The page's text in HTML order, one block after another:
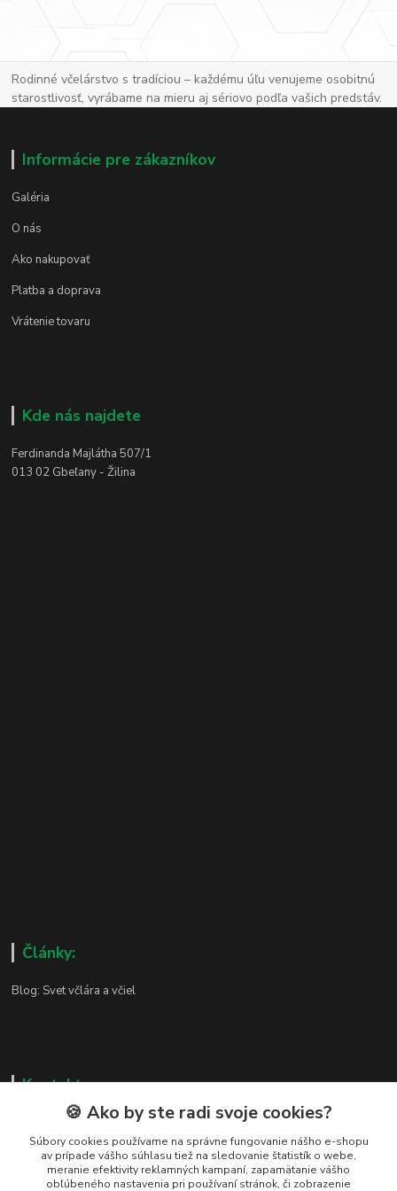
Rodinné včelárstvo s tradíciou – každému úľu venujeme osobitnú
starostlivosť, vyrábame na mieru aj sériovo podľa vašich predstáv.
Informácie pre zákazníkov
Galéria
O nás
Ako nakupovať
Platba a doprava
Vrátenie tovaru
Kde nás najdete
Ferdinanda Majlátha 507/1
013 02 Gbeľany - Žilina
Články:
Blog: Svet včlára a včiel
Kontakty
Zákaznická podpora
+421 919 037 687
Po – Pi 8:00 – 17:00
🍪 Ako by ste radi svoje cookies?
Súbory cookies používame na správne fungovanie nášho e-shopu
av prípade vášho súhlasu tiež na sledovanie štatistík o webe,
meranie efektivity reklamných kampaní, zapamätanie vášho
obľúbeného nastavenia pri používaní stránok, či zobrazenie